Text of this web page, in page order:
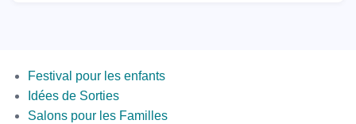
Menus
Festival pour les enfants
Idées de Sorties
Salons pour les Familles